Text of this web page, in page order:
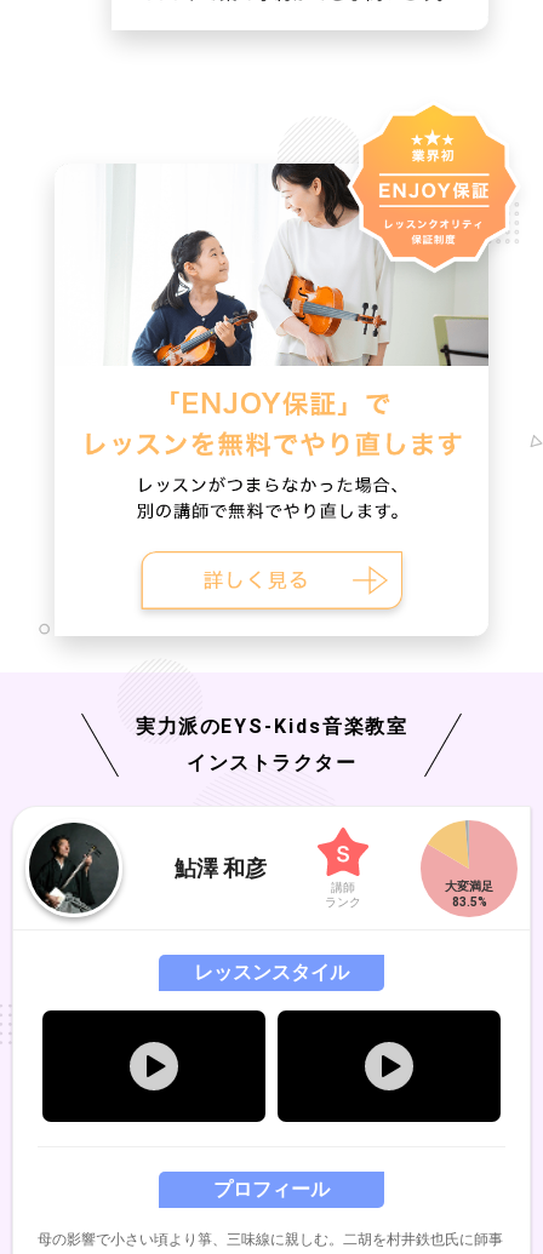
実力派の EYS-Kids音楽教室
インストラクター
鮎澤 和彦
講師
ランク
プロフィール
母の影響で小さい頃より箏、三味線に親しむ。二胡を村井鉄也氏に師事
レッスンスタイル